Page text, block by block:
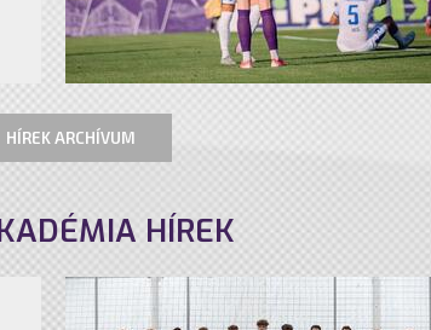
HÍREK ARCHÍVUM
HÍREK